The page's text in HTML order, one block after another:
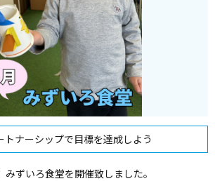
トナーシップで目標を達成しよう
ずいろ食堂を開催致しました。